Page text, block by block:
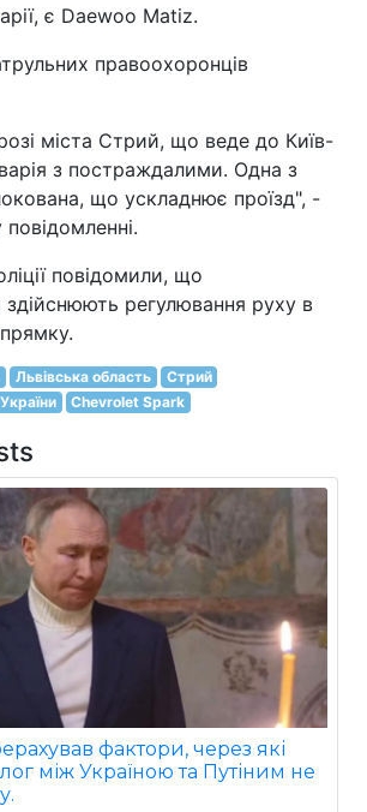
є Daewoo Matiz.
правоохоронців
міста Стрий, що веде до Київ-
з постраждалими. Одна з
що ускладнює проїзд", -
повідомили, що
здійснюють регулювання руху в
Львівська область
Стрий
Chevrolet Spark
фактори, через які
між Україною та Путіним не